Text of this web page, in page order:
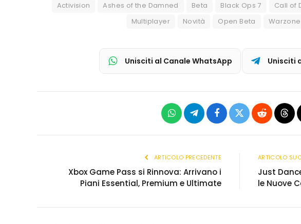
Activision Ashes of the Damned Beta Black Ops 7 Call of
Multiplayer
Novità Open Beta Warzone
Unisciti al Canale WhatsApp Unisciti
WhatsAppTelegramFacebook
X
Reddit
ARTICOLO PRECEDENTE
Xbox Game Pass si Rinnova: Arrivano i
Piani Essential, Premium e Ultimate
ARTICOLO
Just
le Nuove